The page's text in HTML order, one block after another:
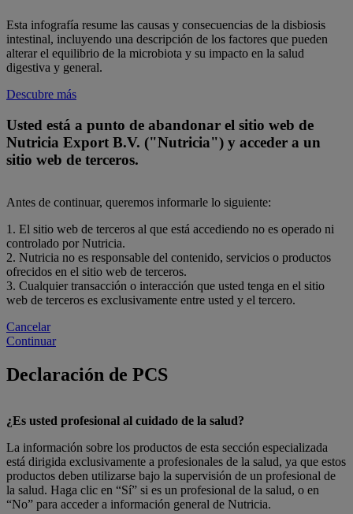
Esta infografía resume las causas y consecuencias de la disbiosis
intestinal, incluyendo una descripción de los factores que pueden
alterar el equilibrio de la microbiota y su impacto en la salud
digestiva y general.
Descubre más
Usted está a punto de abandonar el sitio web de
Nutricia Export B.V. ("Nutricia") y acceder a un
sitio web de terceros.
Antes de continuar, queremos informarle lo siguiente:
1. El sitio web de terceros al que está accediendo no es operado ni
controlado por Nutricia.
2. Nutricia no es responsable del contenido, servicios o productos
ofrecidos en el sitio web de terceros.
3. Cualquier transacción o interacción que usted tenga en el sitio
web de terceros es exclusivamente entre usted y el tercero.
Cancelar
Continuar
Declaración de PCS
¿Es usted profesional al cuidado de la salud?
La información sobre los productos de esta sección especializada
está dirigida exclusivamente a profesionales de la salud, ya que estos
productos deben utilizarse bajo la supervisión de un profesional de
la salud. Haga clic en “Sí” si es un profesional de la salud, o en
“No” para acceder a información general de Nutricia.